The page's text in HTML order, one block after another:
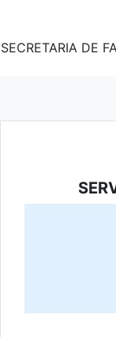
SECRETARIA DE